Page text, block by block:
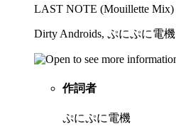
LAST NOTE (Mouillette Mix)
Dirty Androids, ぷにぷに電機
作詞者
ぷにぷに電機